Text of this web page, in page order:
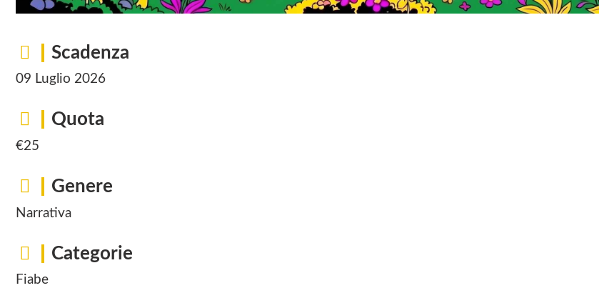
Scadenza
09 Luglio 2026
Quota
€25
Genere
Narrativa
Categorie
Fiabe